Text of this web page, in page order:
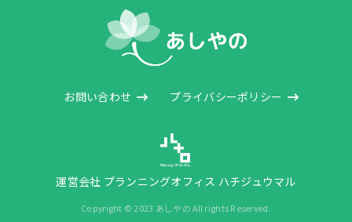
お問い合わせ プライバシーポリシー
運営会社 プランニングオフィス ハチジュウマル
Copyright © 2023 あしやの All rights Reserved.